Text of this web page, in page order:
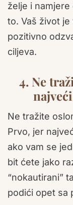
želje i
to. Vaš život
pozitivno
ciljeva.
4. Ne
Ne tražite
Prvo, jer
ako vam se
bit ćete jako
“nokautirani”
podići opet sa